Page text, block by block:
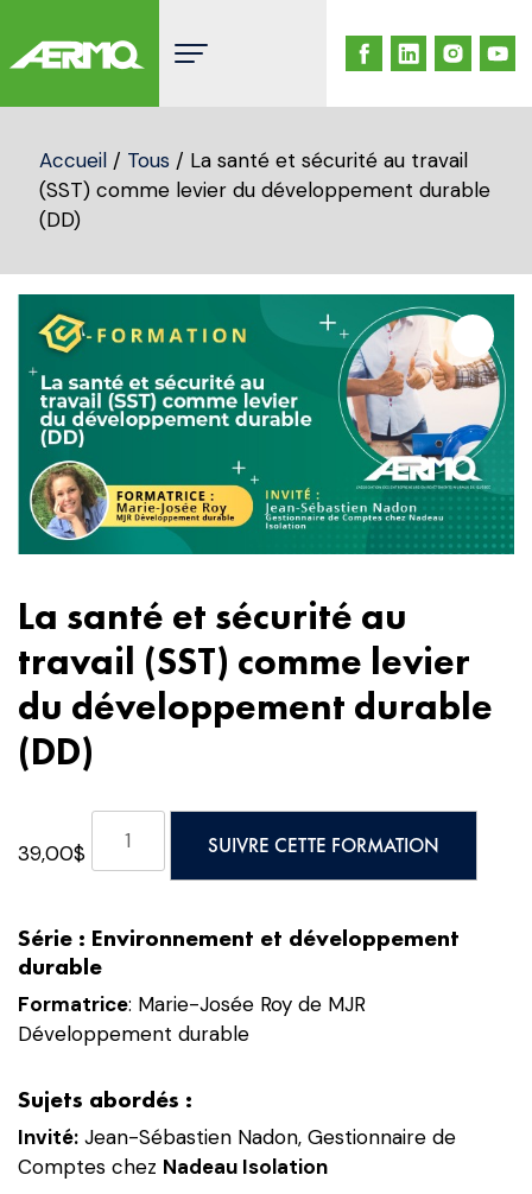
content
Accueil / Tous / La santé et sécurité au travail
(SST) comme levier du développement durable
(DD)
La santé et sécurité au
travail (SST) comme levier
du développement durable
(DD)
39,00$
et
sécurité
au
travail
comme
du
développement
SUIVRE CETTE FORMATION
Série : Environnement et développement
durable
Formatrice: Marie-Josée Roy de MJR
Développement durable
Sujets abordés :
Invité: Jean-Sébastien Nadon, Gestionnaire de
Comptes chez Nadeau Isolation